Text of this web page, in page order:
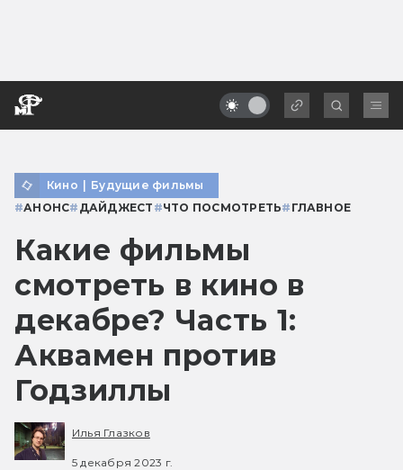
Кино | Будущие фильмы
#АНОНС# ДАЙДЖЕСТ #ЧТО ПОСМОТРЕТЬ# ГЛАВНОЕ
Какие фильмы
смотреть в кино в
декабре? Часть 1:
Аквамен против
Годзиллы
Илья Глазков
5 декабря 2023 г.